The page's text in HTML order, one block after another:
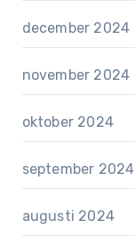
december 2024
november 2024
oktober 2024
september 2024
augusti 2024